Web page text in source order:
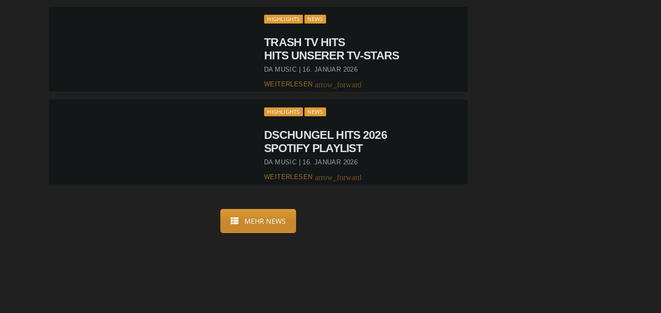
HIGHLIGHTS NEWS
TRASH TV HITS
HITS UNSERER TV-STARS
DA MUSIC | 16. JANUAR 2026
WEITERLESEN arrow_forward
HIGHLIGHTS NEWS
DSCHUNGEL HITS 2026
SPOTIFY PLAYLIST
DA MUSIC | 16. JANUAR 2026
WEITERLESEN arrow_forward
MEHR NEWS